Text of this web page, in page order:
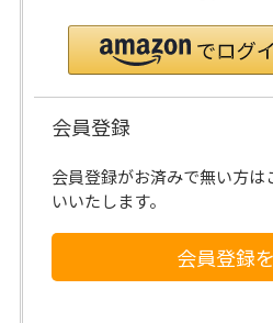
会員登録
会員登録がお済みで無い方は
いいたします。
会員登録